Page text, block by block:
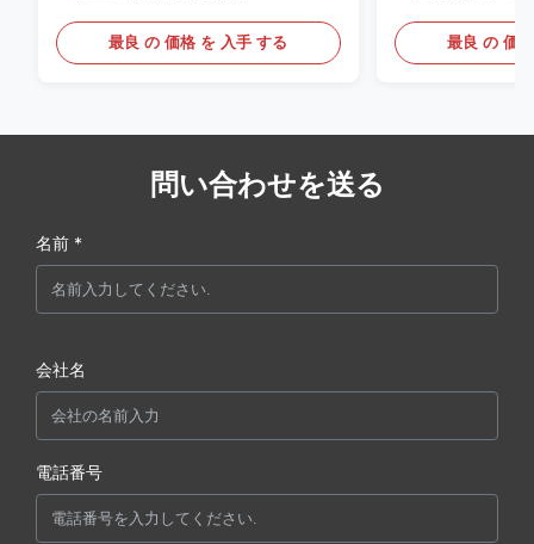
最良 の 価格 を 入手 する
ッジ
最良 の 価
問い合わせを送る
名前 *
会社名
電話番号